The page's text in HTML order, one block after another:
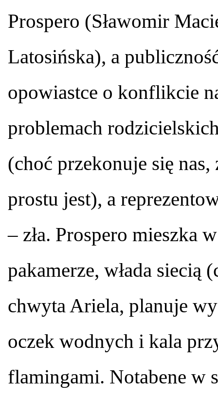
Prospero (Sławomir
Latosińska), a
opowiastce o konflikcie
problemach
(choć przekonuje się nas,
prostu jest), a
– zła. Prospero mieszka
pakamerze, włada
chwyta Ariela, planuje
oczek wodnych i kala
flamingami. Notabene w